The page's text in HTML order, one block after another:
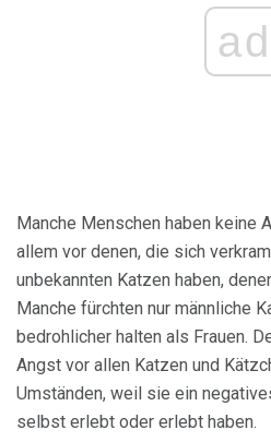
ad
Manche Menschen haben keine
allem vor denen, die sich
unbekannten Katzen haben,
Manche fürchten nur männliche
bedrohlicher halten als Frauen.
Angst vor allen Katzen und
Umständen, weil sie ein
selbst erlebt oder erlebt haben.